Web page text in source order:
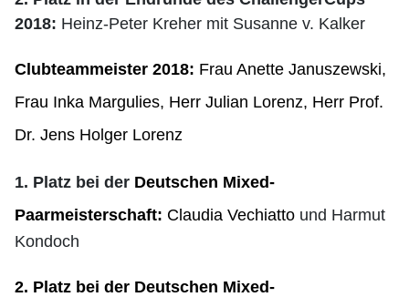
2018: Heinz-Peter Kreher mit Susanne v. Kalker
Clubteammeister 2018: Frau Anette Januszewski,
Frau Inka Margulies, Herr Julian Lorenz, Herr Prof.
Dr. Jens Holger Lorenz
1. Platz bei der Deutschen Mixed-
Paarmeisterschaft: Claudia Vechiatto und Harmut
Kondoch
2. Platz bei der Deutschen Mixed-